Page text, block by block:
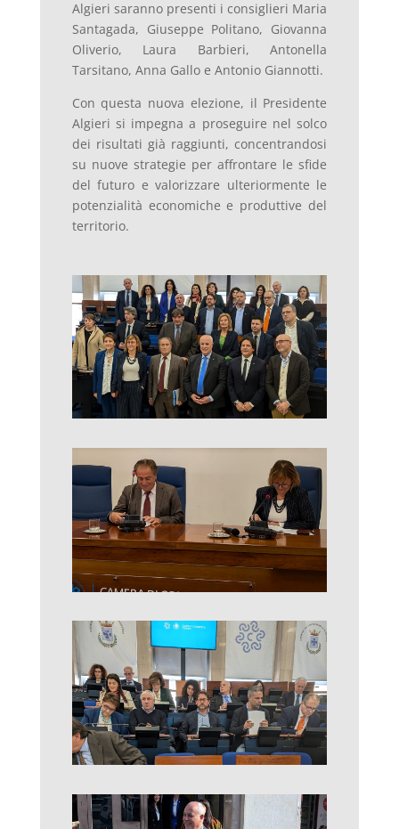
Algieri saranno presenti i consiglieri Maria
Santagada, Giuseppe Politano, Giovanna
Oliverio, Laura Barbieri, Antonella
Tarsitano, Anna Gallo e Antonio Giannotti.
Con questa nuova elezione, il Presidente
Algieri si impegna a proseguire nel solco
dei risultati già raggiunti, concentrandosi
su nuove strategie per affrontare le sfide
del futuro e valorizzare ulteriormente le
potenzialità economiche e produttive del
territorio.